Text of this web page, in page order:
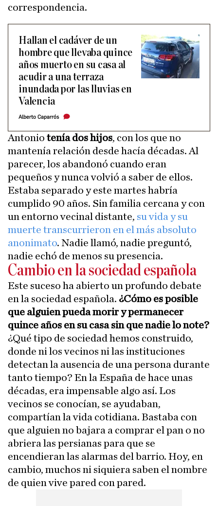
correspondencia.
Hallan el cadáver de un
hombre que llevaba quince
años muerto en su casa al
acudir a una terraza
inundada por las lluvias en
Valencia
Alberto Caparrós
Antonio tenía dos hijos, con los que no
mantenía relación desde hacía décadas. Al
parecer, los abandonó cuando eran
pequeños y nunca volvió a saber de ellos.
Estaba separado y este martes habría
cumplido 90 años. Sin familia cercana y con
un entorno vecinal distante, su vida y su
muerte transcurrieron en el más absoluto
anonimato. Nadie llamó, nadie preguntó,
nadie echó de menos su presencia.
Cambio en la sociedad española
Este suceso ha abierto un profundo debate
en la sociedad española. ¿Cómo es posible
que alguien pueda morir y permanecer
quince años en su casa sin que nadie lo note?
¿Qué tipo de sociedad hemos construido,
donde ni los vecinos ni las instituciones
detectan la ausencia de una persona durante
tanto tiempo? En la España de hace unas
décadas, era impensable algo así. Los
vecinos se conocían, se ayudaban,
compartían la vida cotidiana. Bastaba con
que alguien no bajara a comprar el pan o no
abriera las persianas para que se
encendieran las alarmas del barrio. Hoy, en
cambio, muchos ni siquiera saben el nombre
de quien vive pared con pared.